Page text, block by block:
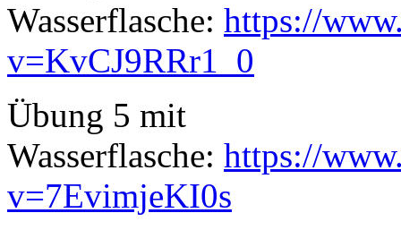
Wasserflasche: https://
v=KvCJ9RRr1_0
Übung 5 mit
Wasserflasche: https://
v=7EvimjeKI0s